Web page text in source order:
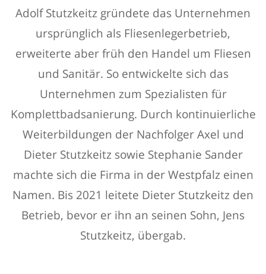
Adolf Stutzkeitz gründete das Unternehmen
ursprünglich als Fliesenlegerbetrieb,
erweiterte aber früh den Handel um Fliesen
und Sanitär. So entwickelte sich das
Unternehmen zum Spezialisten für
Komplettbadsanierung. Durch kontinuierliche
Weiterbildungen der Nachfolger Axel und
Dieter Stutzkeitz sowie Stephanie Sander
machte sich die Firma in der Westpfalz einen
Namen. Bis 2021 leitete Dieter Stutzkeitz den
Betrieb, bevor er ihn an seinen Sohn, Jens
Stutzkeitz, übergab.